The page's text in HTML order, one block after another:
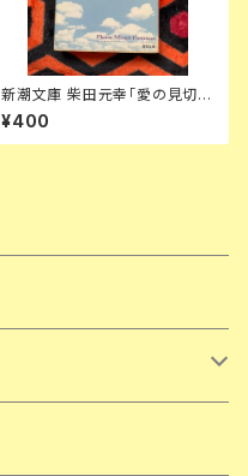
新潮文庫 柴田元幸「愛の見切り
発車」初版 解説:盛田隆二
¥400